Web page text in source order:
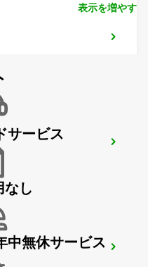
表示を増やす
サービス
なし
中無休サービス